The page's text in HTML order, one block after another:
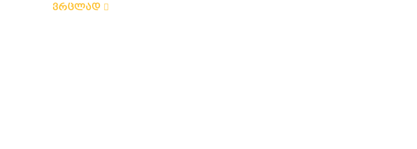
ვრცლად